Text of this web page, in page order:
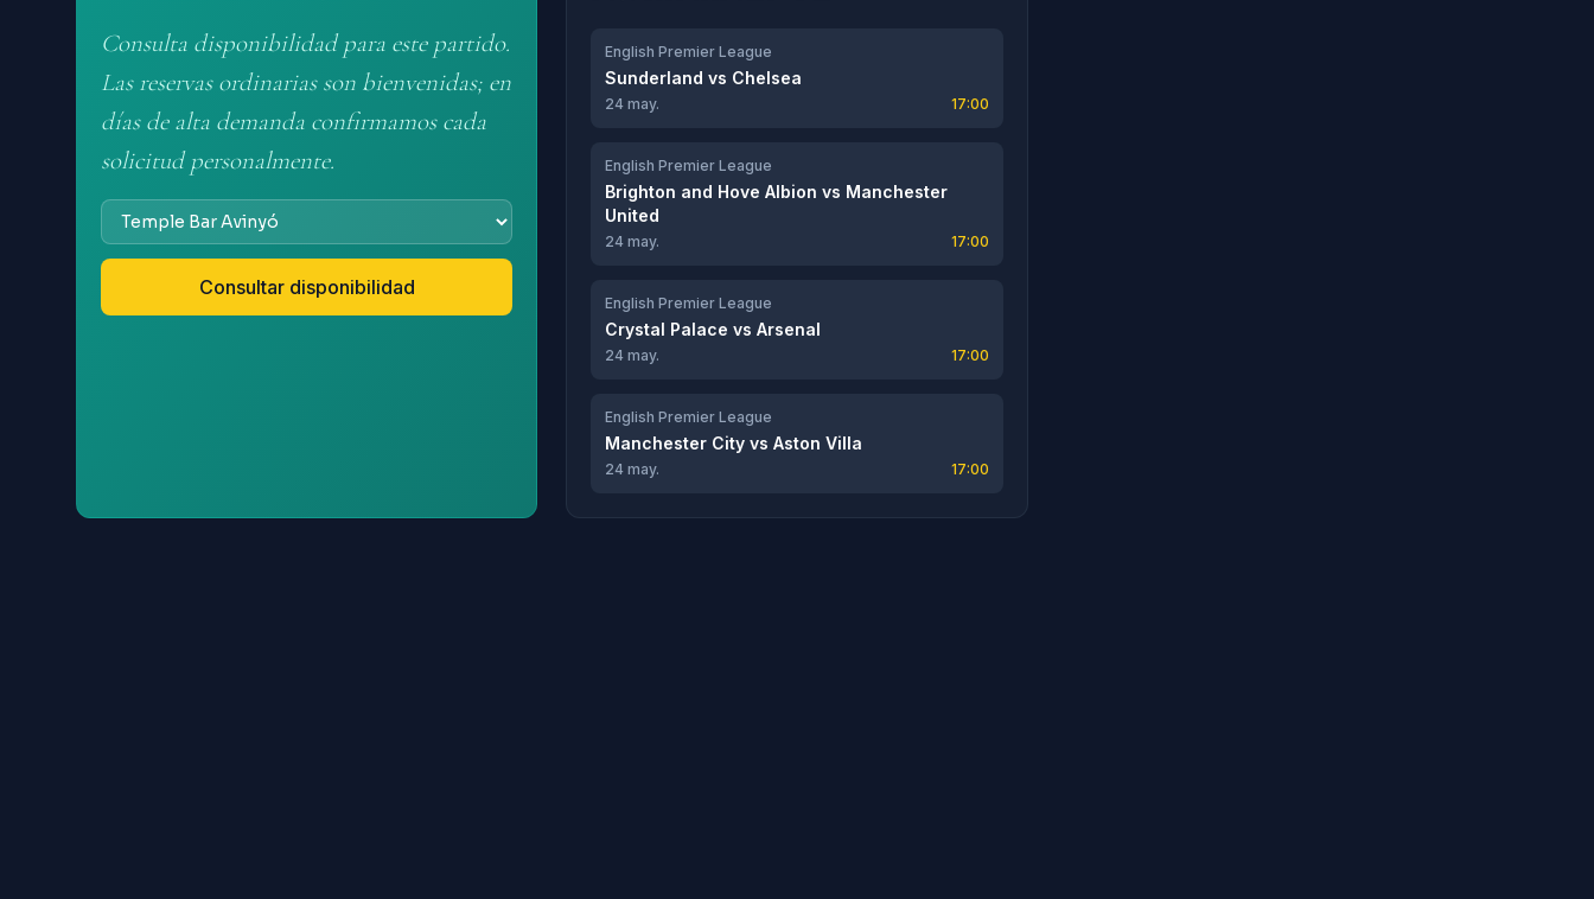
Consulta disponibilidad para este partido.
Las reservas ordinarias son bienvenidas; en
días de alta demanda confirmamos cada
solicitud personalmente.
Consultar disponibilidad
English Premier League
Sunderland vs Chelsea
24 may. 17:00
English Premier League
Brighton and Hove Albion vs Manchester
United
24 may. 17:00
English Premier League
Crystal Palace vsArsenal
24 may. 17:00
English Premier League
Manchester City vsAston Villa
24 may. 17:00